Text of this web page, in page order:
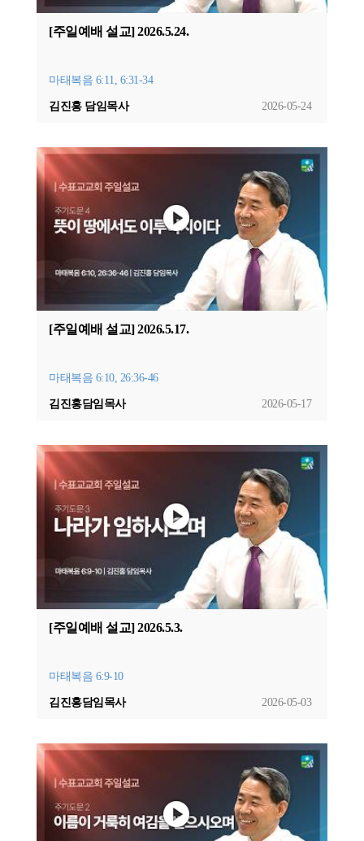
[주일예배 설교] 2026.5.24.
마태복음 6:11, 6:31-34
2026-05-24
김진홍 담임목사
[주일예배 설교] 2026.5.17.
마태복음 6:10, 26:36-46
2026-05-17
김진홍담임목사
[주일예배 설교] 2026.5.3.
마태복음 6:9-10
2026-05-03
김진홍담임목사